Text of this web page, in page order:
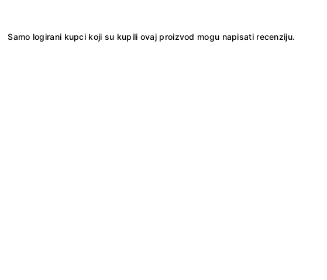
Samo logirani kupci koji su kupili ovaj proizvod mogu napisati recenziju.